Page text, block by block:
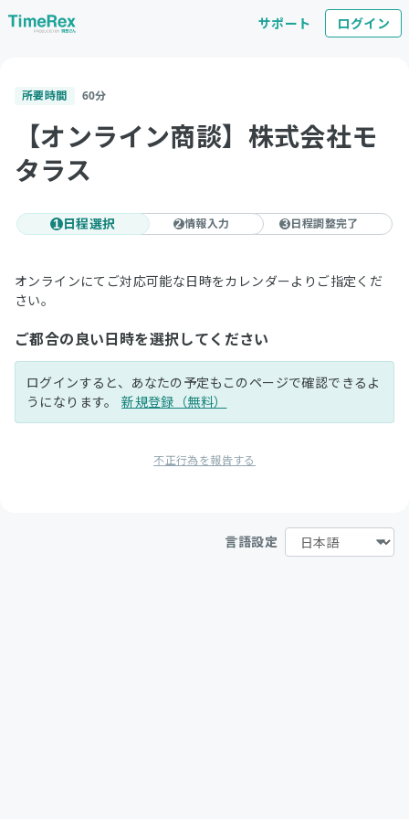
サポート ログイン
所要時間 60分
【オンライン商談】株式会社モ
タラス
1 日程選択 2情報入力 3 日程調整完了
オンラインにてご対応可能な日時をカレンダーよりご指定くだ
さい。
ご都合の良い日時を選択してください
ログインすると、あなたの予定もこのページで確認できるよ
うになります。新規登録（無料）
不正行為を報告する
言語設定